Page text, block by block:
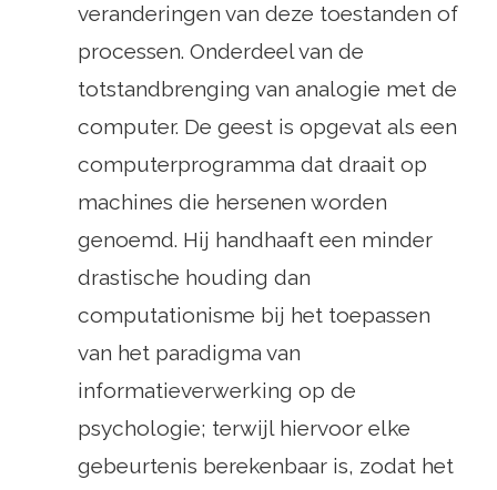
veranderingen van deze toestanden of
processen. Onderdeel van de
totstandbrenging van analogie met de
computer. De geest is opgevat als een
computerprogramma dat draait op
machines die hersenen worden
genoemd. Hij handhaaft een minder
drastische houding dan
computationisme bij het toepassen
van het paradigma van
informatieverwerking op de
psychologie; terwijl hiervoor elke
gebeurtenis berekenbaar is, zodat het